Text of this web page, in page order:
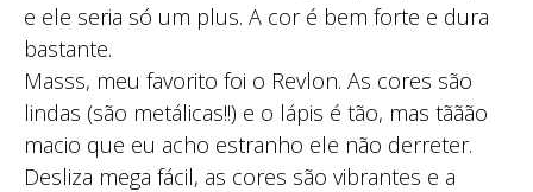
e ele seria só um plus. A cor é bem forte e dura
bastante.
Masss, meu favorito foi o Revlon. As cores são
lindas (são metálicas!!) e o lápis é tão, mas tããão
macio que eu acho estranho ele não derreter.
Desliza mega fácil, as cores são vibrantes e a